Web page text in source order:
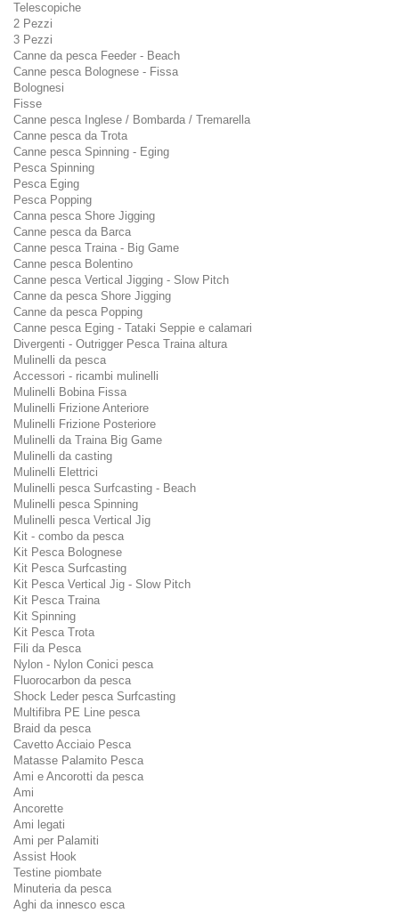
Telescopiche
2 Pezzi
3 Pezzi
Canne da pesca Feeder - Beach
Canne pesca Bolognese - Fissa
Bolognesi
Fisse
Canne pesca Inglese / Bombarda / Tremarella
Canne pesca da Trota
Canne pesca Spinning - Eging
Pesca Spinning
Pesca Eging
Pesca Popping
Canna pesca Shore Jigging
Canne pesca da Barca
Canne pesca Traina - Big Game
Canne pesca Bolentino
Canne pesca Vertical Jigging - Slow Pitch
Canne da pesca Shore Jigging
Canne da pesca Popping
Canne pesca Eging - Tataki Seppie e calamari
Divergenti - Outrigger Pesca Traina altura
Mulinelli da pesca
Accessori - ricambi mulinelli
Mulinelli Bobina Fissa
Mulinelli Frizione Anteriore
Mulinelli Frizione Posteriore
Mulinelli da Traina Big Game
Mulinelli da casting
Mulinelli Elettrici
Mulinelli pesca Surfcasting - Beach
Mulinelli pesca Spinning
Mulinelli pesca Vertical Jig
Kit - combo da pesca
Kit Pesca Bolognese
Kit Pesca Surfcasting
Kit Pesca Vertical Jig - Slow Pitch
Kit Pesca Traina
Kit Spinning
Kit Pesca Trota
Fili da Pesca
Nylon - Nylon Conici pesca
Fluorocarbon da pesca
Shock Leder pesca Surfcasting
Multifibra PE Line pesca
Braid da pesca
Cavetto Acciaio Pesca
Matasse Palamito Pesca
Ami e Ancorotti da pesca
Ami
Ancorette
Ami legati
Ami per Palamiti
Assist Hook
Testine piombate
Minuteria da pesca
Aghi da innesco esca